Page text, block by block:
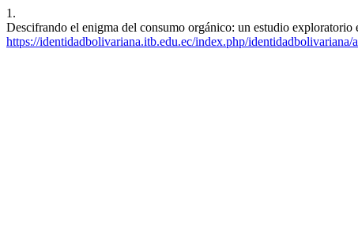
1.
Descifrando el enigma del consumo orgánico: un estudio
https://identidadbolivariana.itb.edu.ec/index.php/identidadbolivariana/